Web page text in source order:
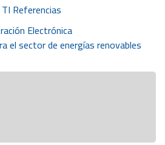
Referencias
Electrónica
el sector de energías renovables